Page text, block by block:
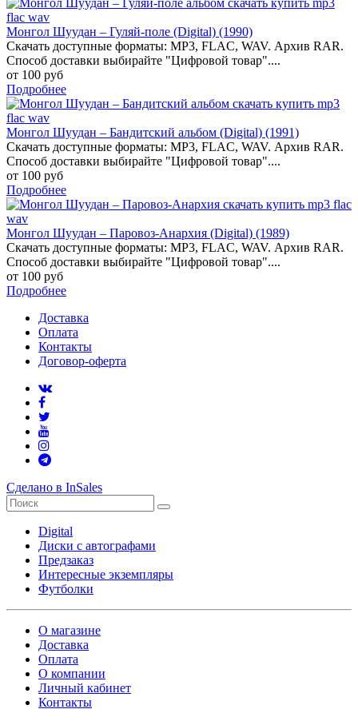
Монгол Шуудан – Гуляй-поле (Digital) (1990)
Скачать доступные форматы: MP3, FLAC, WAV. Архив RAR.
Способ доставки выбирайте "Цифровой товар"....
от 100 руб
Подробнее
Монгол Шуудан – Бандитский альбом (Digital) (1991)
Скачать доступные форматы: MP3, FLAC, WAV. Архив RAR.
Способ доставки выбирайте "Цифровой товар"....
от 100 руб
Подробнее
Монгол Шуудан – Паровоз-Анархия (Digital) (1989)
Скачать доступные форматы: MP3, FLAC, WAV. Архив RAR.
Способ доставки выбирайте "Цифровой товар"....
от 100 руб
Подробнее
Доставка
Оплата
Контакты
Договор-оферта
Сделано в InSales
Digital
Диски с автографами
Предзаказ
Интересные экземпляры
Футболки
О магазине
Доставка
Оплата
О компании
Личный кабинет
Контакты